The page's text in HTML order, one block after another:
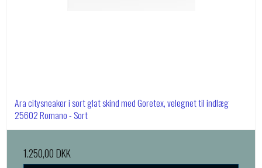
Ara citysneaker i sort glat skind med Goretex, velegnet til indlæg
25602 Romano - Sort
1.250,00 DKK